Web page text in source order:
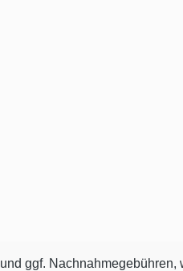
und ggf.